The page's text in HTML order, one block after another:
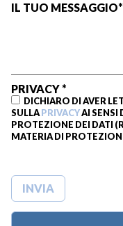
IL TUO MESSAGGIO*
PRIVACY *
DICHIARO DI AVER
SULLAPRIVACYAI SENSI
PROTEZIONE DEI DATI
MATERIA DI